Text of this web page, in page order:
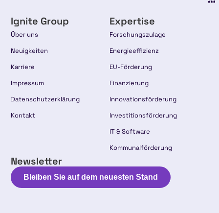
Ignite Group
Über uns
Neuigkeiten
Karriere
Impressum
Datenschutzerklärung
Kontakt
Expertise
Forschungszulage
Energieeffizienz
EU-Förderung
Finanzierung
Innovationsförderung
Investitionsförderung
IT & Software
Kommunalförderung
Newsletter
Bleiben Sie auf dem neuesten Stand